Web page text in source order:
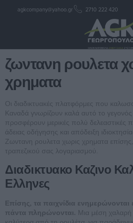
agkcompany@yahoo.gr 2710 222 420
ζωντανη ρουλετα
ζωντανη ρουλετα
χρηματα
Οι διαδικτυακές πλατφόρμες που
Καναδά γνωρίζουν καλά αυτό το γεγονός
προσφέρουν μερικές πολύ δελεαστικές
άδειας οδήγησης και απόδειξη
Ζωντανη ρουλετα χωρις χρηματα
τραπεζικού σας λογαριασμού.
Διαδικτυακο Καζινο
Ελληνες
Επίσης, τα παιχνίδια ενημερώνονται
πάντα πληρώνονται. Μια μέση